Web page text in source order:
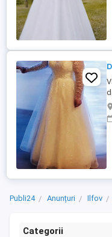
Publi24 Anunțuri Ilfov
Categorii